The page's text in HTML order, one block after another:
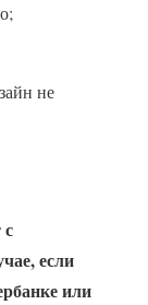
не
если
или